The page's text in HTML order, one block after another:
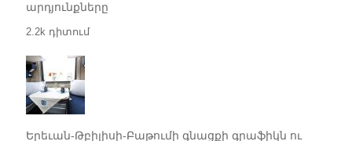
արդյունքները
2.2k դիտում
Երեւան-Թբիլիսի-Բաթումի գնացքի գրաֆիկն ու